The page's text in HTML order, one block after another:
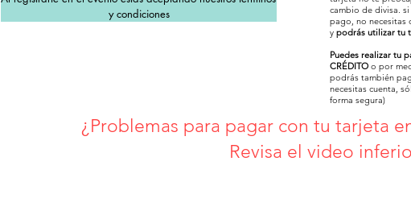
cambio de divisa.
pago, no necesitas
y podrás utilizar tu
Puedes realizar tu
CRÉDITO o por
podrás también
necesitas cuenta,
forma segura)
y condiciones
¿Problemas para pagar con tu tarjeta
Revisa el video